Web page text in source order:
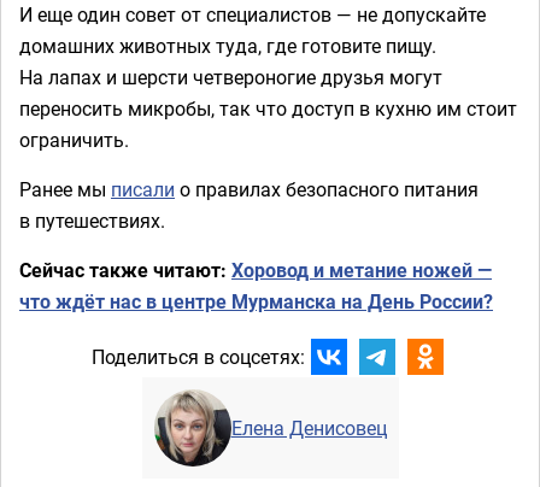
И еще один совет от специалистов — не допускайте
домашних животных туда, где готовите пищу.
На лапах и шерсти четвероногие друзья могут
переносить микробы, так что доступ в кухню им стоит
ограничить.
Ранее мы писали о правилах безопасного питания
в путешествиях.
Сейчас также читают: Хоровод и метание ножей —
что ждёт нас в центре Мурманска на День России?
Поделиться в соцсетях:
Елена Денисовец